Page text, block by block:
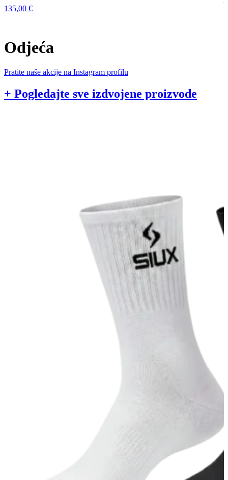
135,00 €
Odjeća
Pratite naše akcije na Instagram profilu
+ Pogledajte sve izdvojene proizvode